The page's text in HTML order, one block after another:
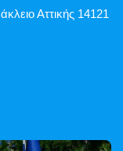
Αττικής 14121